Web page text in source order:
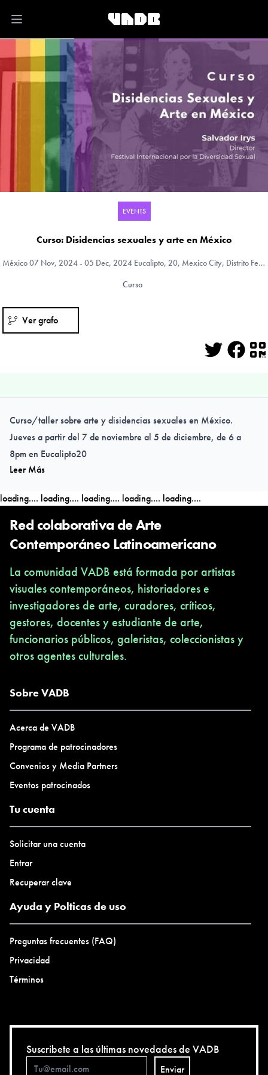
Open main menu
EVENTS
Curso: Disidencias sexuales y arte en México
México07 Nov, 2024 - 05 Dec, 2024 Eucalipto, 20, Mexico City, Distrito Federal, México
Curso
Ver grafo
Curso/taller sobre arte y disidencias sexuales en México.
Jueves a partir del 7 de noviembre al 5 de diciembre, de 6 a
8pm en Eucalipto20
Leer Más
loading.... loading.... loading.... loading.... loading....
Red colaborativa de Arte
Contemporáneo Latinoamericano
La comunidad VADB está formada por artistas
visuales contemporáneos, historiadores e
investigadores de arte, curadores, críticos,
gestores, docentes y estudiante de arte,
funcionarios públicos, galeristas, coleccionistas y
otros agentes culturales.
Sobre VADB
Acerca de VADB
Programa de patrocinadores
Convenios y Media Partners
Eventos patrocinados
Tu cuenta
Solicitar una cuenta
Entrar
Recuperar clave
Ayuda y Polticas de uso
Preguntas frecuentes (FAQ)
Privacidad
Términos
Suscríbete a las últimas novedades de VADB
Enviar